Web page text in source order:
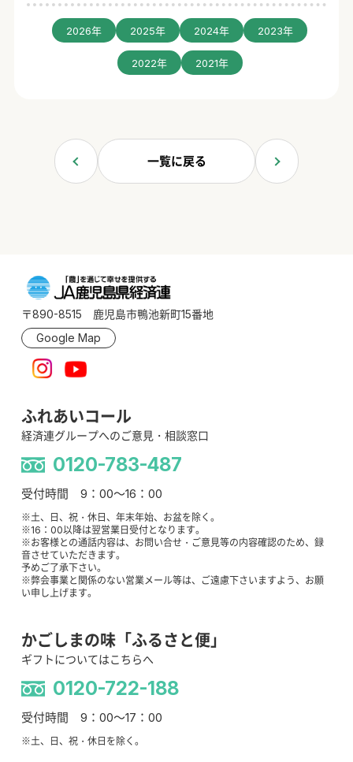
2026年 2025年 2024年 2023年
2022年 2021年
一覧に戻る
〒890-8515 鹿児島市鴨池新町15番地
Google Map
ふれあいコール
経済連グループへのご意見・相談窓口
0120-783-487
受付時間 9：00～16：00
※土、日、祝・休日、年末年始、お盆を除く。
※16：00以降は翌営業日受付となります。
※お客様との通話内容は、お問い合せ・ご意見等の内容確認のため、録
音させていただきます。
予めご了承下さい。
※弊会事業と関係のない営業メール等は、ご遠慮下さいますよう、お願
い申し上げます。
かごしまの味「ふるさと便」
ギフトについてはこちらへ
0120-722-188
受付時間 9：00～17：00
※土、日、祝・休日を除く。